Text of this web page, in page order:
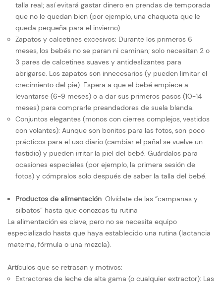
talla real; así evitará gastar dinero en prendas de temporada
que no le quedan bien (por ejemplo, una chaqueta que le
queda pequeña para el invierno).
Zapatos y calcetines excesivos: Durante los primeros 6
meses, los bebés no se paran ni caminan; solo necesitan 2 o
3 pares de calcetines suaves y antideslizantes para
abrigarse. Los zapatos son innecesarios (y pueden limitar el
crecimiento del pie). Espera a que el bebé empiece a
levantarse (6-9 meses) o a dar sus primeros pasos (10-14
meses) para comprarle preandadores de suela blanda.
Conjuntos elegantes (monos con cierres complejos, vestidos
con volantes): Aunque son bonitos para las fotos, son poco
prácticos para el uso diario (cambiar el pañal se vuelve un
fastidio) y pueden irritar la piel del bebé. Guárdalos para
ocasiones especiales (por ejemplo, la primera sesión de
fotos) y cómpralos solo después de saber la talla del bebé.
Productos de alimentación: Olvídate de las “campanas y
silbatos” hasta que conozcas tu rutina
La alimentación es clave, pero no se necesita equipo
especializado hasta que haya establecido una rutina (lactancia
materna, fórmula o una mezcla).
Artículos que se retrasan y motivos:
Extractores de leche de alta gama (o cualquier extractor): Las